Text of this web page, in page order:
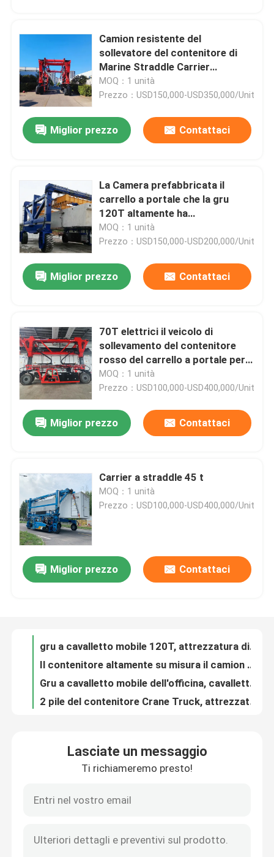
Casa
Prodotti
Video
Controllo di qualità
Camion resistente del
sollevatore del contenitore di
Marine Straddle Carrier
Manufacturer Customized
MOQ：1 unità
Prezzo：USD150,000-USD350,000/Unit
Miglior prezzo Contattaci
La Camera prefabbricata il
carrello a portale che la gru
120T altamente ha
personalizzato la gru del
contenitore del carrello a
MOQ：1 unità
Prezzo：USD150,000-USD200,000/Unit
Miglior prezzo Contattaci
70T elettrici il veicolo di
sollevamento del contenitore
rosso del carrello a portale per
gli oneri gravosi surdimensionati
MOQ：1 unità
Prezzo：USD100,000-USD400,000/Unit
Miglior prezzo Contattaci
Carrier a straddle 45 t
MOQ：1 unità
Prezzo：USD100,000-USD400,000/Unit
Miglior prezzo Contattaci
La gru a cavalletto mobile di sollevamento pesante 60T il calcestruzzo prefabbricato il carrello a portale
Lasciate un messaggio
Ti richiameremo presto!